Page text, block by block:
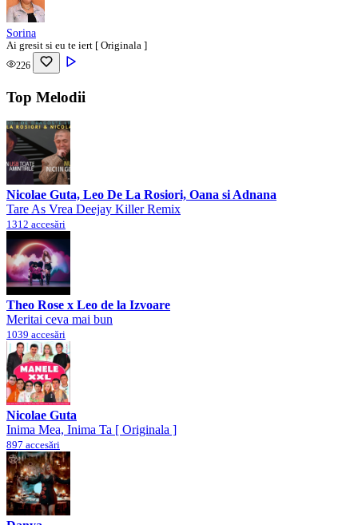
Sorina
Ai gresit si eu te iert [ Originala ]
226
Top Melodii
Nicolae Guta, Leo De La Rosiori, Oana si Adnana
Tare As Vrea Deejay Killer Remix
1312 accesări
Theo Rose x Leo de la Izvoare
Meritai ceva mai bun
1039 accesări
Nicolae Guta
Inima Mea, Inima Ta [ Originala ]
897 accesări